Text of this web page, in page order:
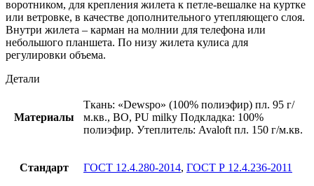
воротником, для крепления жилета к петле-вешалке на куртке
или ветровке, в качестве дополнительного утепляющего слоя.
Внутри жилета – карман на молнии для телефона или
небольшого планшета. По низу жилета кулиса для
регулировки объема.
Детали
Материалы
Ткань: «Dewspo» (100% полиэфир) пл. 95 г/
м.кв., ВО, PU milky Подкладка: 100%
полиэфир. Утеплитель: Avaloft пл. 150 г/м.кв.
Стандарт ГОСТ 12.4.280-2014, ГОСТ Р 12.4.236-2011